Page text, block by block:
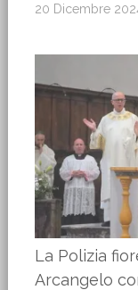
20 Dicembre
La Polizia
Arcangelo